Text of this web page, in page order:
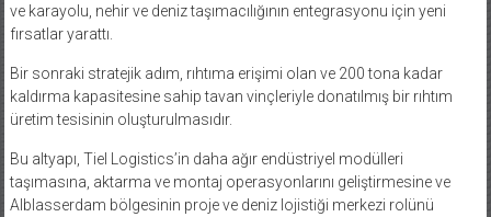
ve karayolu, nehir ve deniz taşımacılığının entegrasyonu için yeni
fırsatlar yarattı.
Bir sonraki stratejik adım, rıhtıma erişimi olan ve 200 tona kadar
kaldırma kapasitesine sahip tavan vinçleriyle donatılmış bir rıhtım
üretim tesisinin oluşturulmasıdır.
Bu altyapı, Tiel Logistics’in daha ağır endüstriyel modülleri
taşımasına, aktarma ve montaj operasyonlarını geliştirmesine ve
Alblasserdam bölgesinin proje ve deniz lojistiği merkezi rolünü